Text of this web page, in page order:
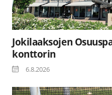
Jokilaaksojen
konttorin
6.8.2026